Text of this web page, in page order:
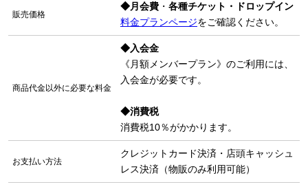
販売価格
◆月会費 ・ 各種チケット・ドロップイン
料金プランページをご確認ください。
商品代金以外に必要な料金
◆入会金
《月額メンバープラン》のご利用には、
入会金が必要です。
◆消費税
消費税10％がかかります。
お支払い方法
クレジットカード決済・店頭キャッシュ
レス決済（物販のみ利用可能）